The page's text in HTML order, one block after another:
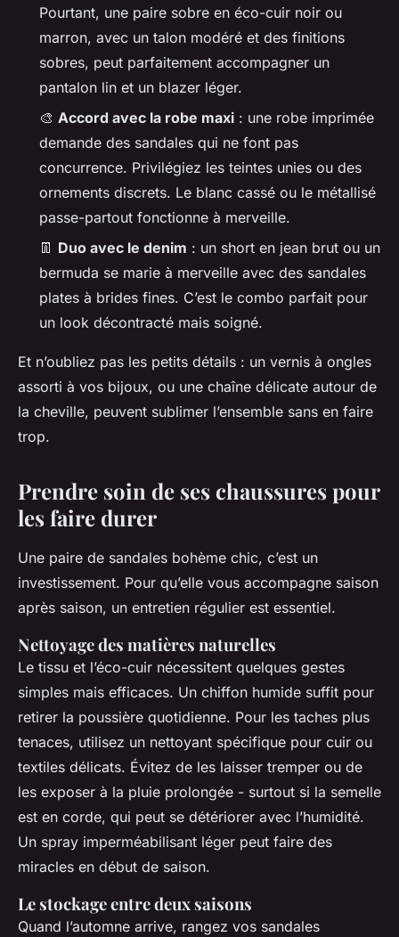
Pourtant, une paire sobre en éco-cuir noir ou
marron, avec un talon modéré et des finitions
sobres, peut parfaitement accompagner un
pantalon lin et un blazer léger.
🎨 Accord avec la robe maxi : une robe imprimée
demande des sandales qui ne font pas
concurrence. Privilégiez les teintes unies ou des
ornements discrets. Le blanc cassé ou le métallisé
passe-partout fonctionne à merveille.
👖 Duo avec le denim : un short en jean brut ou un
bermuda se marie à merveille avec des sandales
plates à brides fines. C’est le combo parfait pour
un look décontracté mais soigné.
Et n’oubliez pas les petits détails : un vernis à ongles
assorti à vos bijoux, ou une chaîne délicate autour de
la cheville, peuvent sublimer l’ensemble sans en faire
trop.
Prendre soin de ses chaussures pour
les faire durer
Une paire de sandales bohème chic, c’est un
investissement. Pour qu’elle vous accompagne saison
après saison, un entretien régulier est essentiel.
Nettoyage des matières naturelles
Le tissu et l’éco-cuir nécessitent quelques gestes
simples mais efficaces. Un chiffon humide suffit pour
retirer la poussière quotidienne. Pour les taches plus
tenaces, utilisez un nettoyant spécifique pour cuir ou
textiles délicats. Évitez de les laisser tremper ou de
les exposer à la pluie prolongée - surtout si la semelle
est en corde, qui peut se détériorer avec l’humidité.
Un spray imperméabilisant léger peut faire des
miracles en début de saison.
Le stockage entre deux saisons
Quand l’automne arrive, rangez vos sandales